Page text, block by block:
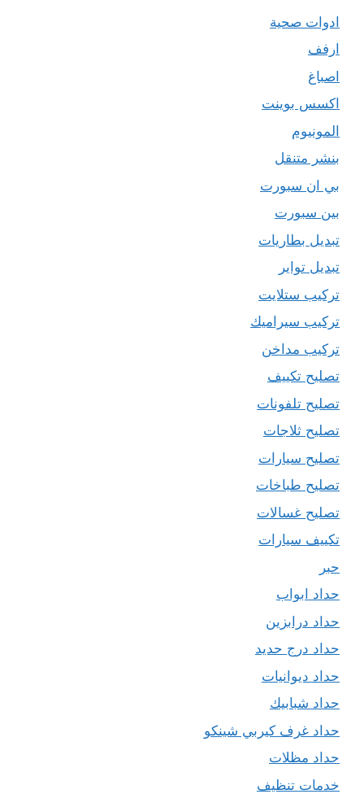
ادوات صحية
ارفف
اصباغ
اكسس بوينت
المونيوم
بنشر متنقل
بي ان سبورت
بين سبورت
تبديل بطاريات
تبديل تواير
تركيب ستلايت
تركيب سيراميك
تركيب مداخن
تصليح تكييف
تصليح تلفونات
تصليح ثلاجات
تصليح سيارات
تصليح طباخات
تصليح غسالات
تكييف سيارات
حبر
حداد ابواب
حداد درابزين
حداد درج حديد
حداد ديوانيات
حداد شبابيك
حداد غرف كيربي شينكو
حداد مظلات
خدمات تنظيف